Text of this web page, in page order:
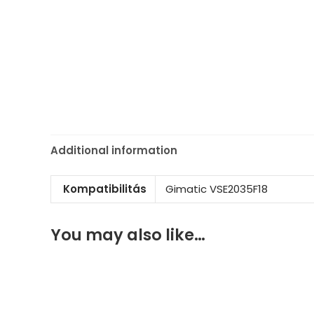
Additional information
Kompatibilitás Gimatic VSE2035F18
You may also like…